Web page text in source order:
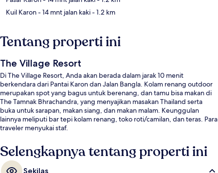
Kuil Karon- 14 mnt jalan kaki- 1.2 km
Tentang properti ini
The Village Resort
Di The Village Resort, Anda akan berada dalam jarak 10 menit
berkendara dari Pantai Karon dan Jalan Bangla. Kolam renang outdoor
merupakan spot yang bagus untuk berenang, dan tamu bisa makan di
The Tamnak Bhrachandra, yang menyajikan masakan Thailand serta
buka untuk sarapan, makan siang, dan makan malam. Keunggulan
lainnya meliputi bar tepi kolam renang, toko roti/camilan, dan teras. Para
traveler menyukai staf.
Selengkapnya tentang properti ini
Sekilas